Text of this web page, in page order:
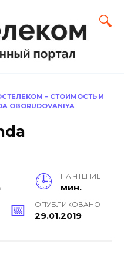
– СТОИМОСТЬ И
OBORUDOVANIYA
НА ЧТЕНИЕ
мин.
ОПУБЛИКОВАНО
29.01.2019